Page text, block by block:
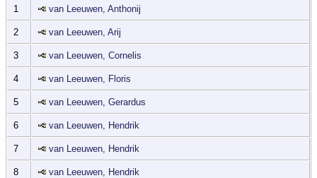
1 van Leeuwen, Anthonij
2 van Leeuwen, Arij
3 van Leeuwen, Cornelis
4 van Leeuwen, Floris
5 van Leeuwen, Gerardus
6 van Leeuwen, Hendrik
7 van Leeuwen, Hendrik
8 van Leeuwen, Hendrik